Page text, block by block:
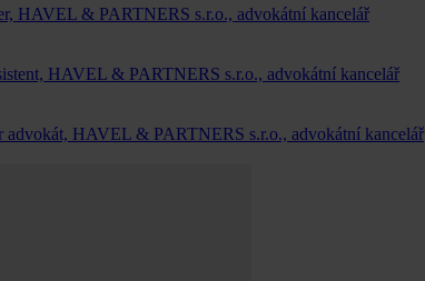
HAVEL & PARTNERS s.r.o., advokátní kancelář
HAVEL & PARTNERS s.r.o., advokátní kancelář
advokát, HAVEL & PARTNERS s.r.o., advokátní kancelář